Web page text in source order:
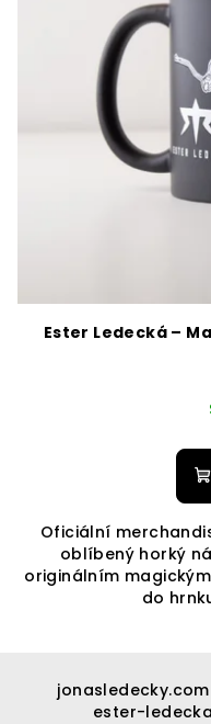
Ester Ledecká –
Oficiální
oblíbený horký
originálním
do
jonasledecky.com
ester-